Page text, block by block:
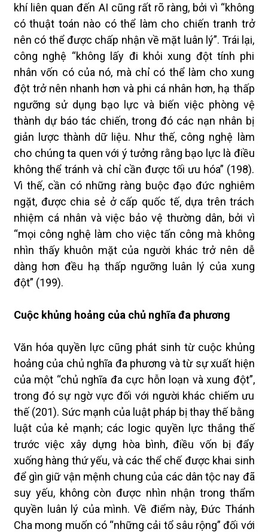
khí liên quan đến AI cũng rất rõ ràng, bởi vì “không
có thuật toán nào có thể làm cho chiến tranh trở
nên có thể được chấp nhận về mặt luân lý”. Trái lại,
công nghệ “không lấy đi khỏi xung đột tính phi
nhân vốn có của nó, mà chỉ có thể làm cho xung
đột trở nên nhanh hơn và phi cá nhân hơn, hạ thấp
ngưỡng sử dụng bạo lực và biến việc phòng vệ
thành dự báo tác chiến, trong đó các nạn nhân bị
giản lược thành dữ liệu. Như thế, công nghệ làm
cho chúng ta quen với ý tưởng rằng bạo lực là điều
không thể tránh và chỉ cần được tối ưu hóa” (198).
Vì thế, cần có những ràng buộc đạo đức nghiêm
ngặt, được chia sẻ ở cấp quốc tế, dựa trên trách
nhiệm cá nhân và việc bảo vệ thường dân, bởi vì
“mọi công nghệ làm cho việc tấn công mà không
nhìn thấy khuôn mặt của người khác trở nên dễ
dàng hơn đều hạ thấp ngưỡng luân lý của xung
đột” (199).
Cuộc khủng hoảng của chủ nghĩa đa phương
Văn hóa quyền lực cũng phát sinh từ cuộc khủng
hoảng của chủ nghĩa đa phương và từ sự xuất hiện
của một “chủ nghĩa đa cực hỗn loạn và xung đột”,
trong đó sự ngờ vực đối với người khác chiếm ưu
thế (201). Sức mạnh của luật pháp bị thay thế bằng
luật của kẻ mạnh; các logic quyền lực thắng thế
trước việc xây dựng hòa bình, điều vốn bị đẩy
xuống hàng thứ yếu, và các thể chế được khai sinh
để gìn giữ vận mệnh chung của các dân tộc nay đã
suy yếu, không còn được nhìn nhận trong thẩm
quyền luân lý của mình. Về điểm này, Đức Thánh
Cha mong muốn có “những cải tổ sâu rộng” đối với